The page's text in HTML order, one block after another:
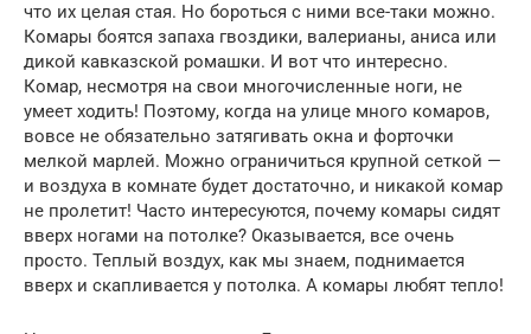
что их целая стая. Но бороться с ними все-таки можно.
Комары боятся запаха гвоздики, валерианы, аниса или
дикой кавказ­ской ромашки. И вот что интересно.
Комар, несмотря на свои многочисленные ноги, не
умеет ходить! Поэтому, когда на улице много комаров,
вовсе не обязательно затягивать окна и форточки
мелкой марлей. Можно ограничиться крупной сеткой —
и воз­духа в комнате будет достаточно, и никакой комар
не пролетит! Часто интересуются, почему комары сидят
вверх ногами на по­толке? Оказывается, все очень
просто. Теплый воздух, как мы знаем, поднимается
вверх и скапливается у потолка. А комары любят тепло!